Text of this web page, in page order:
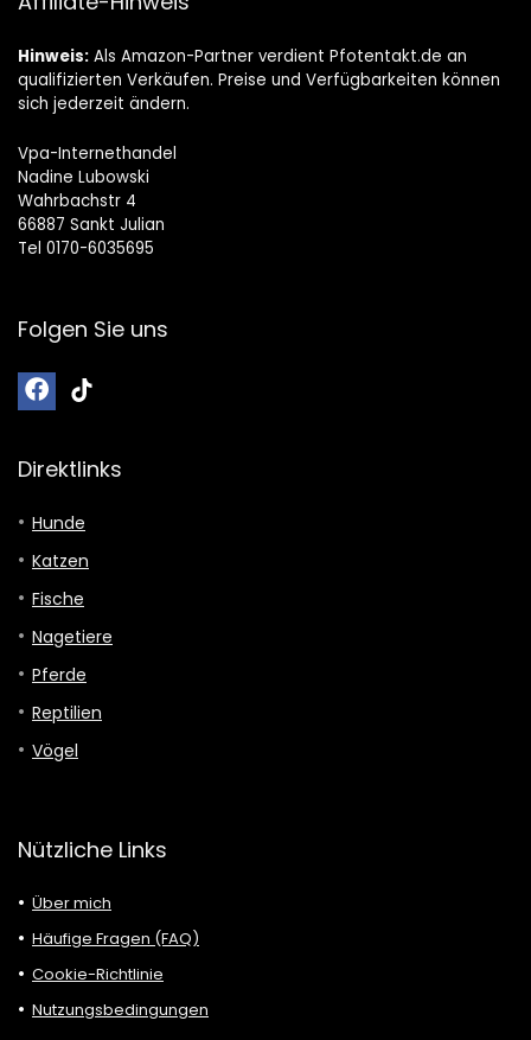
Hinweis: Als Amazon-Partner verdient Pfotentakt.de an
qualifizierten Verkäufen. Preise und Verfügbarkeiten können
sich jederzeit ändern.
Vpa-Internethandel
Nadine Lubowski
Wahrbachstr 4
66887 Sankt Julian
Tel 0170-6035695
Folgen Sie uns
Direktlinks
Hunde
Katzen
Fische
Nagetiere
Pferde
Reptilien
Vögel
Nützliche Links
Über mich
Häufige Fragen (FAQ)
Cookie-Richtlinie
Nutzungsbedingungen